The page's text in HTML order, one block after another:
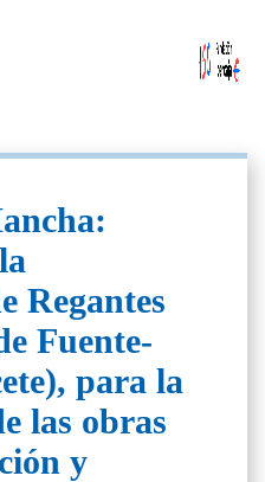
Regantes
Fuente-
para la
las obras
y